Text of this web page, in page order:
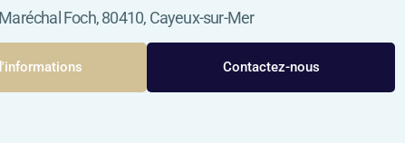
Foch, 80410, Cayeux-sur-Mer
Contactez-nous